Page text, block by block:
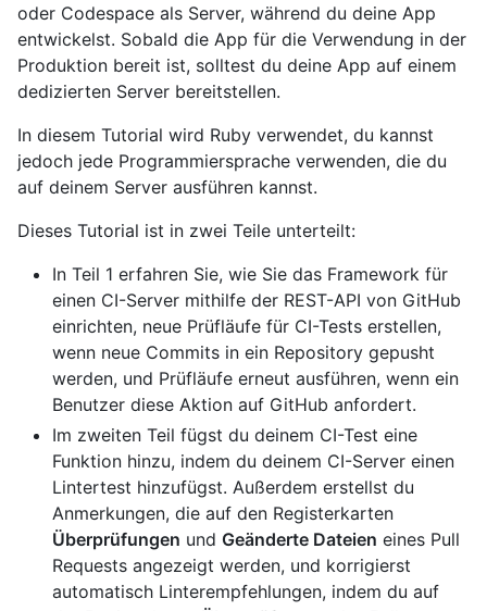
oder Codespace als Server, während du deine App
entwickelst. Sobald die App für die Verwendung in der
Produktion bereit ist, solltest du deine App auf einem
dedizierten Server bereitstellen.
In diesem Tutorial wird Ruby verwendet, du kannst
jedoch jede Programmiersprache verwenden, die du
auf deinem Server ausführen kannst.
Dieses Tutorial ist in zwei Teile unterteilt:
In Teil 1 erfahren Sie, wie Sie das Framework für
einen CI-Server mithilfe der REST-API von GitHub
einrichten, neue Prüfläufe für CI-Tests erstellen,
wenn neue Commits in ein Repository gepusht
werden, und Prüfläufe erneut ausführen, wenn ein
Benutzer diese Aktion auf GitHub anfordert.
Im zweiten Teil fügst du deinem CI-Test eine
Funktion hinzu, indem du deinem CI-Server einen
Lintertest hinzufügst. Außerdem erstellst du
Anmerkungen, die auf den Registerkarten
Überprüfungen und Geänderte Dateien eines Pull
Requests angezeigt werden, und korrigierst
automatisch Linterempfehlungen, indem du auf